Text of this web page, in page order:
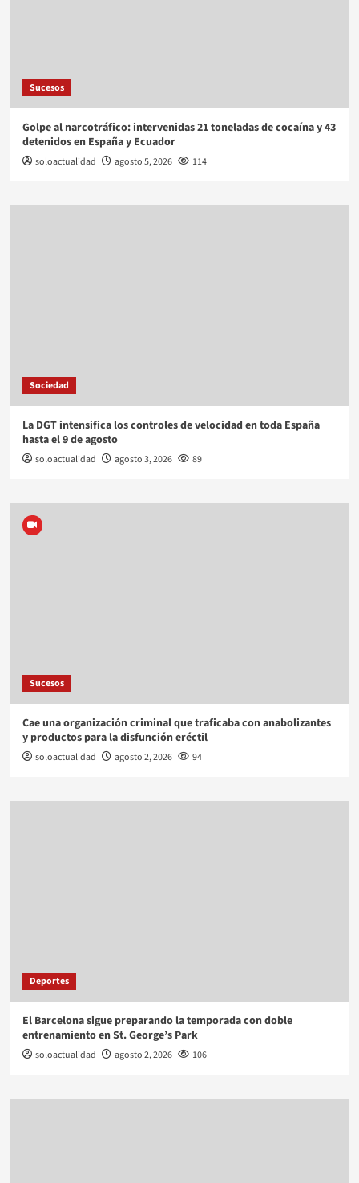
Sucesos
Golpe al narcotráfico: intervenidas 21 toneladas de cocaína y 43
detenidos en España y Ecuador
soloactualidad agosto 5, 2026 114
Sociedad
La DGT intensifica los controles de velocidad en toda España
hasta el 9 de agosto
soloactualidad agosto 3, 2026 89
Sucesos
Cae una organización criminal que traficaba con anabolizantes
y productos para la disfunción eréctil
soloactualidad agosto 2, 2026 94
Deportes
El Barcelona sigue preparando la temporada con doble
entrenamiento en St. George’s Park
soloactualidad agosto 2, 2026 106